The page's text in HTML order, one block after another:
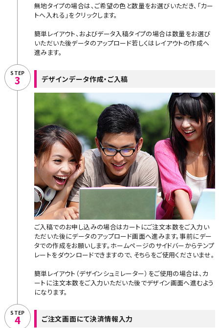
無地タイプの場合は、ご希望の色と数量をお選びいただき、「カー
トへ入れる」をクリックします。
簡単レイアウト、およびデータ入稿タイプの場合は数量をお選び
いただいた後データのアップロード若しくはレイアウトの作成へ
進みます。
STEP
3 デザインデータ作成・ご入稿
ご入稿でのお申し込みの場合はカートにご注文本数をご入力い
ただいた後にデータのアップロード画面へ進みます。事前にデー
タでの作成をお願いします。ホームページのサイドバーからテンプ
レートをダウンロードできますので、そちらをご使用くださいませ。
簡単レイアウト（デザインシュミレーター）をご使用の場合は、カ
ートに注文本数をご入力いただいた後でデザイン画面へ進むよう
になります。
STEP
4 ご注文画面にて決済情報入力